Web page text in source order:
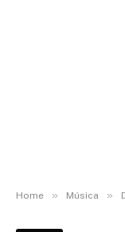
Home » Música »